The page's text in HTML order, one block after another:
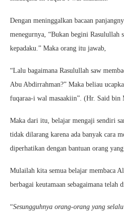
Dengan meninggalkan bacaan
menegurnya, “Bukan begini Rasulullah
kepadaku.” Maka orang itu jawab,
“Lalu bagaimana Rasulullah saw
Abu Abdirrahman?” Maka beliau
fuqaraa-i wal masaakiin”. (Hr. Said bin
Maka dari itu, belajar mengaji sendiri
tidak dilarang karena ada banyak cara
diperhatikan dengan bantuan orang
Mulailah kita semua belajar membaca
berbagai keutamaan sebagaimana telah
“Sesungguhnya orang-orang yang